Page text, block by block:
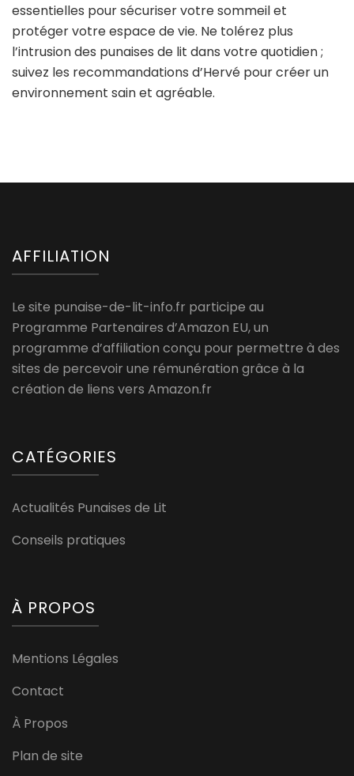
essentielles pour sécuriser votre sommeil et
protéger votre espace de vie. Ne tolérez plus
l’intrusion des punaises de lit dans votre quotidien ;
suivez les recommandations d’Hervé pour créer un
environnement sain et agréable.
AFFILIATION
Le site punaise-de-lit-info.fr participe au
Programme Partenaires d’Amazon EU, un
programme d’affiliation conçu pour permettre à des
sites de percevoir une rémunération grâce à la
création de liens vers Amazon.fr
CATÉGORIES
Actualités Punaises de Lit
Conseils pratiques
À PROPOS
Mentions Légales
Contact
À Propos
Plan de site